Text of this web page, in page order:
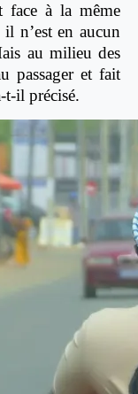
face à la même
n’est en aucun
au milieu des
passager et fait
t-il précisé.